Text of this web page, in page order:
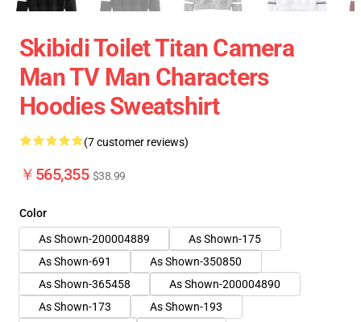
Skibidi Toilet Titan Camera
Man TV Man Characters
Hoodies Sweatshirt
(7 customer reviews)
￥565,355 $38.99
Color
As Shown-200004889
As Shown-175
As Shown-691
As Shown-350850
As Shown-365458
As Shown-200004890
As Shown-173
As Shown-193